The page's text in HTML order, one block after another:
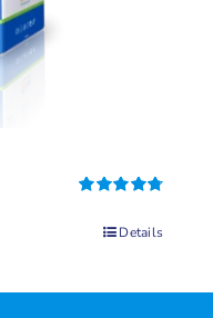
4.83uit 5
Details